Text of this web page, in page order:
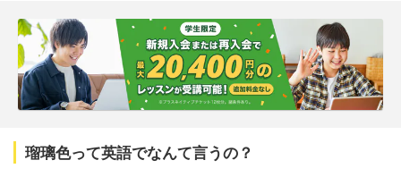
瑠璃色って英語でなんて言うの？